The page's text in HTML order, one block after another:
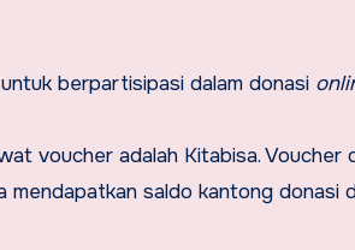
berpartisipasi dalam donasi
voucher adalah Kitabisa. Voucher
saldo kantong donasi